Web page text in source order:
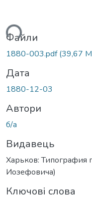
Файли
1880-003.pdf(39,67
Дата
1880-12-03
Автори
б/а
Видавець
Харьков:
Иозефовича)
Ключові слова